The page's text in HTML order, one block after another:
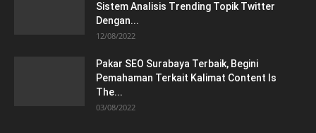
Sistem Analisis Trending Topik Twitter
Dengan...
12/08/2022
Pakar SEO Surabaya Terbaik, Begini
Pemahaman Terkait Kalimat Content Is
The...
03/08/2022